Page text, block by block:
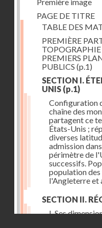
PAGE DE TITRE
TABLE DES
PREMIÈRE
TOPOGRAPHIE
PREMIERS
PUBLICS (p.1)
SECTION I.
UNIS (p.1)
Configuration
chaîne des
partagent ce
États-Unis ;
diverses
admission
périmètre de
successifs.
population des
l'Angleterre et
SECTION II.
I. Ses